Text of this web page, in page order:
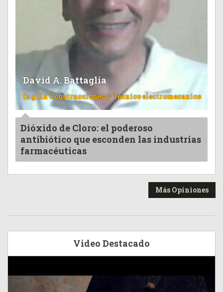
David A. Battaglia
Ing. En Construcciones y Tecnico electromecanico
Dióxido de Cloro: el poderoso
antibiótico que esconden las industrias
farmacéuticas
Más Opiniones
Video Destacado